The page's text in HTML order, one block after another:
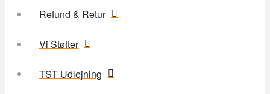
Refund & Retur
Vi Støtter
TST Udlejning